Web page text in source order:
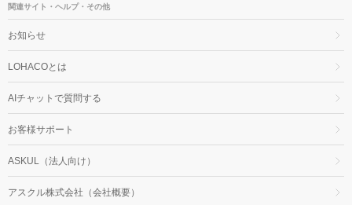
関連サイト・ヘルプ・その他
お知らせ
LOHACOとは
AIチャットで質問する
お客様サポート
ASKUL（法人向け）
アスクル株式会社（会社概要）